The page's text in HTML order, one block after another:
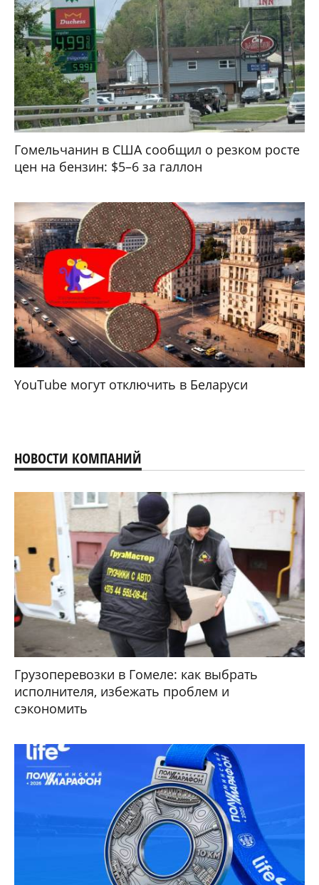
Гомельчанин в США сообщил о резком росте
цен на бензин: $5–6 за галлон
YouTube могут отключить в Беларуси
НОВОСТИ КОМПАНИЙ
Грузоперевозки в Гомеле: как выбрать
исполнителя, избежать проблем и
сэкономить